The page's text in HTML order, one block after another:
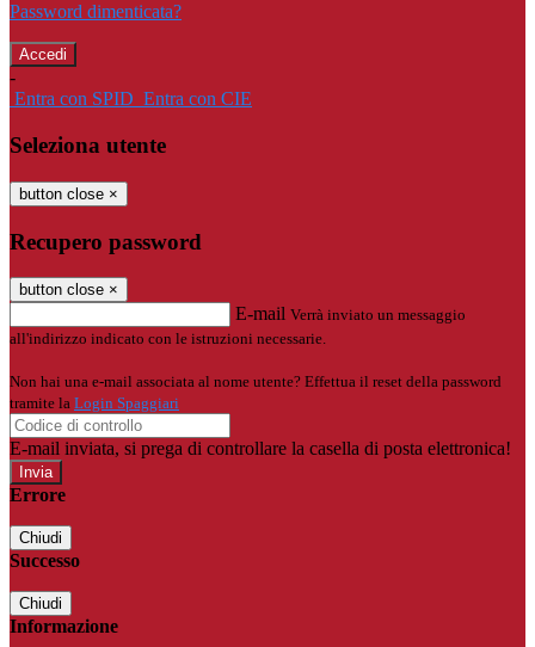
Password dimenticata?
-
Entra con SPID Entra con CIE
Seleziona utente
button close ×
Recupero password
button close ×
E-mail Verrà inviato un messaggio
all'indirizzo indicato con le istruzioni necessarie.
Non hai una e-mail associata al nome utente? Effettua il reset della password
tramite la Login Spaggiari
E-mail inviata, si prega di controllare la casella di posta elettronica!
Errore
Chiudi
Successo
Chiudi
Informazione